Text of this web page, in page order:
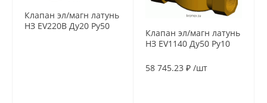
Клапан эл/магн латунь
НЗ EV220B Ду20 Ру50
Клапан эл/магн латунь
НЗ EV1140 Ду50 Ру10
Tecofi EV1140-0050-
58 745.23 ₽ /шт